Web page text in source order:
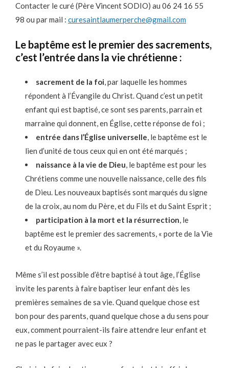
Contacter le curé (Père Vincent SODIO) au 06 24 16 55
98 ou par mail : curesaintlaumerperche@gmail.com
Le baptême est le premier des sacrements,
c’est l’entrée dans la vie chrétienne :
sacrement de la foi, par laquelle les hommes
répondent à l’Évangile du Christ. Quand c’est un petit
enfant qui est baptisé, ce sont ses parents, parrain et
marraine qui donnent, en Église, cette réponse de foi ;
entrée dans l’Église universelle, le baptême est le
lien d’unité de tous ceux qui en ont été marqués ;
naissance à la vie de Dieu, le baptême est pour les
Chrétiens comme une nouvelle naissance, celle des fils
de Dieu. Les nouveaux baptisés sont marqués du signe
de la croix, au nom du Père, et du Fils et du Saint Esprit ;
participation à la mort et la résurrection, le
baptême est le premier des sacrements, « porte de la Vie
et du Royaume ».
Même s’il est possible d’être baptisé à tout âge, l’Église
invite les parents à faire baptiser leur enfant dès les
premières semaines de sa vie. Quand quelque chose est
bon pour des parents, quand quelque chose a du sens pour
eux, comment pourraient-ils faire attendre leur enfant et
ne pas le partager avec eux ?